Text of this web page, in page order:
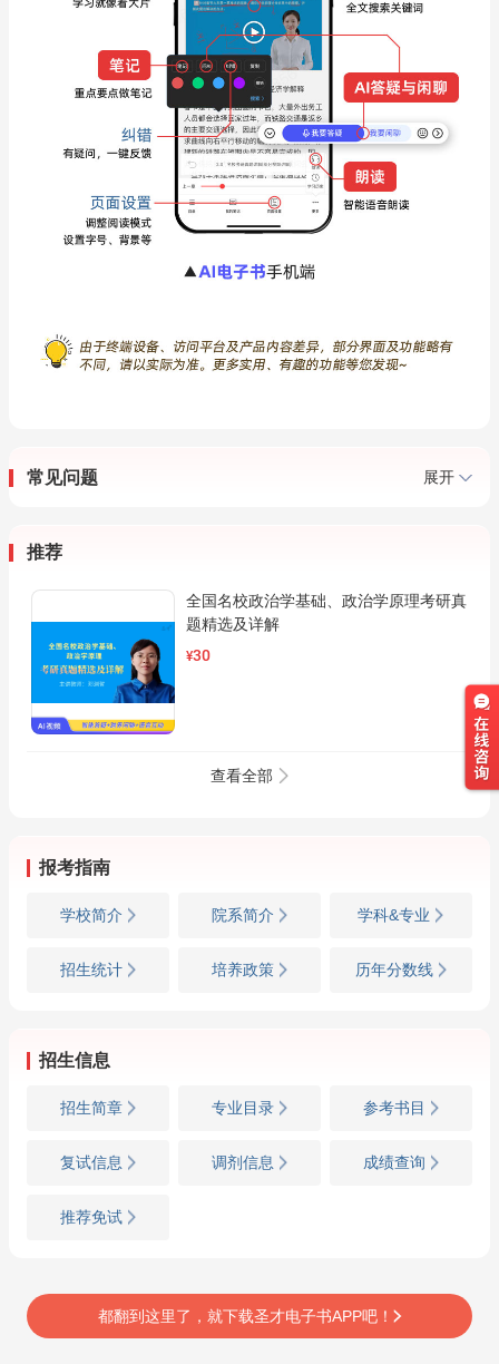
常见问题 展开
推荐
全国名校政治学基础、政治学原理考研真
题精选及详解
¥30
查看全部
报考指南
学校简介 院系简介 学科&专业
招生统计 培养政策 历年分数线
招生信息
招生简章 专业目录 参考书目
复试信息 调剂信息 成绩查询
推荐免试
都翻到这里了，就下载圣才电子书APP吧！